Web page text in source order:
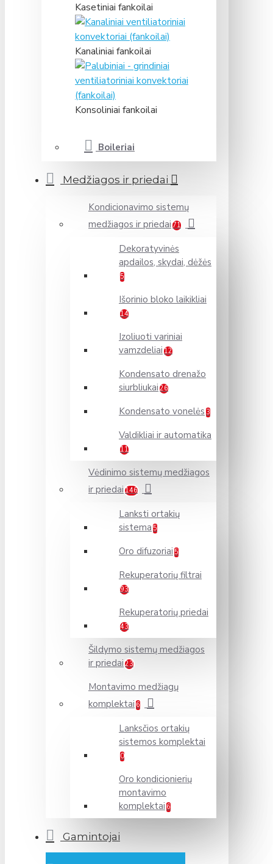
Kasetiniai fankoilai
Kanaliniai fankoilai
Konsoliniai fankoilai
Boileriai
Medžiagos ir priedai
Kondicionavimo sistemų
medžiagos ir priedai 71
Dekoratyvinės
apdailos, skydai, dėžės
5
Išorinio bloko laikikliai
14
Izoliuoti variniai
vamzdeliai 12
Kondensato drenažo
siurbliukai 26
Kondensato vonelės 3
Valdikliai ir automatika
11
Vėdinimo sistemų medžiagos
ir priedai 146
Lanksti ortakių
sistema 5
Oro difuzoriai 5
Rekuperatorių filtrai
93
Rekuperatorių priedai
43
Šildymo sistemų medžiagos
ir priedai 23
Montavimo medžiagų
komplektai 6
Lanksčios ortakių
sistemos komplektai
0
Oro kondicionierių
montavimo
komplektai 6
Gamintojai